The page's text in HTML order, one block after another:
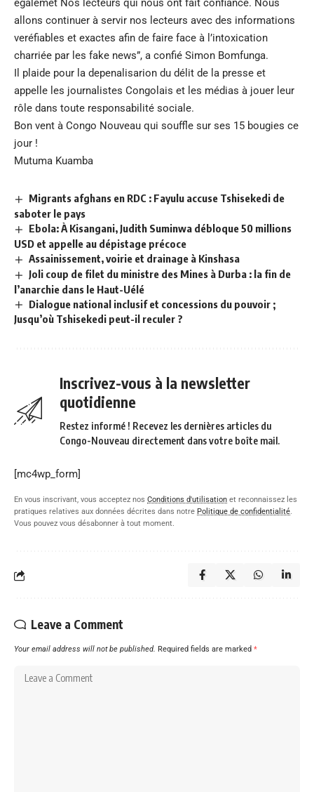
égalemet Nos lecteurs qui nous ont fait confiance. Nous
allons continuer à servir nos lecteurs avec des informations
veréfiables et exactes afin de faire face à l’intoxication
charriée par les fake news”, a confié Simon Bomfunga.
Il plaide pour la depenalisarion du délit de la presse et
appelle les journalistes Congolais et les médias à jouer leur
rôle dans toute responsabilité sociale.
Bon vent à Congo Nouveau qui souffle sur ses 15 bougies ce
jour !
Mutuma Kuamba
Migrants afghans en RDC : Fayulu accuse Tshisekedi de
saboter le pays
Ebola: À Kisangani, Judith Suminwa débloque 50 millions
USD et appelle au dépistage précoce
Assainissement, voirie et drainage à Kinshasa
Joli coup de filet du ministre des Mines à Durba : la fin de
l’anarchie dans le Haut-Uélé
Dialogue national inclusif et concessions du pouvoir ;
Jusqu’où Tshisekedi peut-il reculer ?
Inscrivez-vous à la newsletter
quotidienne
Restez informé ! Recevez les dernières articles du
Congo-Nouveau directement dans votre boîte mail.
[mc4wp_form]
En vous inscrivant, vous acceptez nos Conditions d'utilisation et reconnaissez les
pratiques relatives aux données décrites dans notre Politique de confidentialité.
Vous pouvez vous désabonner à tout moment.
Leave a Comment
Your email address will not be published. Required fields are marked *